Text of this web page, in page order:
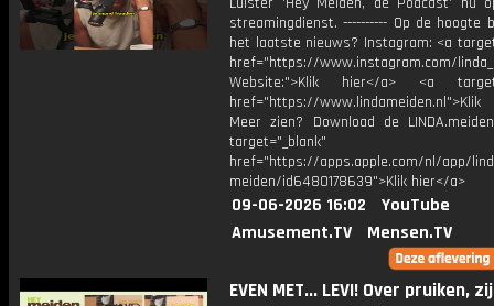
streamingdienst. ---------- Op de hoogte
het laatste nieuws? Instagram: <a
href="https://www.instagram.com/
Website:">Klik hier</a> <a
href="https://
Meer zien? Download de
target="_blank"
href="https://apps.apple.com/nl/app/
meiden/id6480178639">Klik hier</a>
09-06-2026 16:02
YouTube
Amusement.TV
Mensen.TV
EVEN MET... LEVI! Over pruiken,